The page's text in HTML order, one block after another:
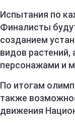
Испытания по
Финалисты
созданием
видов
персонажами и
По итогам
также
движения